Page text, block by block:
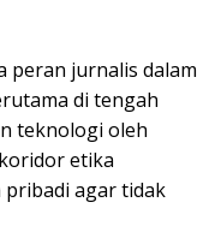
peran jurnalis dalam
di tengah
teknologi oleh
etika
agar tidak